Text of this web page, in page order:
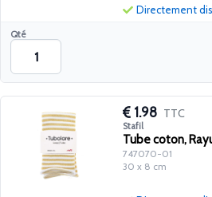
Qté
Directement
1.98 TTC
Stafil
Tube coton,
747070-01
30 x 8 cm